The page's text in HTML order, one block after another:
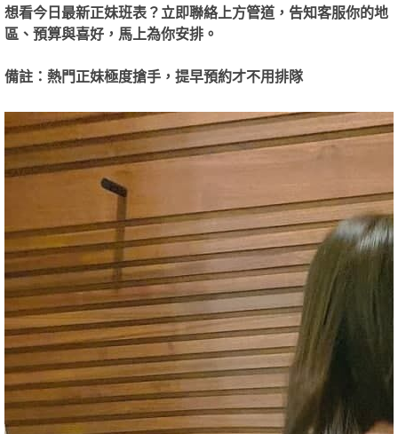
】
想看今日最新正妹班表？立即聯絡上方管道，告知客服你的地
區、預算與喜好，馬上為你安排。
備註：熱門正妹極度搶手，提早預約才不用排隊